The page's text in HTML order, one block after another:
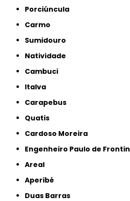
Porciúncula
Carmo
Sumidouro
Natividade
Cambuci
Italva
Carapebus
Quatis
Cardoso Moreira
Engenheiro Paulo de Frontin
Areal
Aperibé
Duas Barras